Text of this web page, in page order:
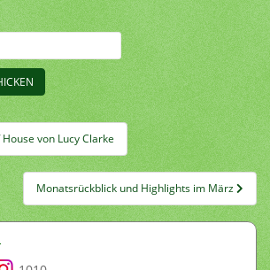
von Lucy Clarke
Monatsrückblick und Highlights im März